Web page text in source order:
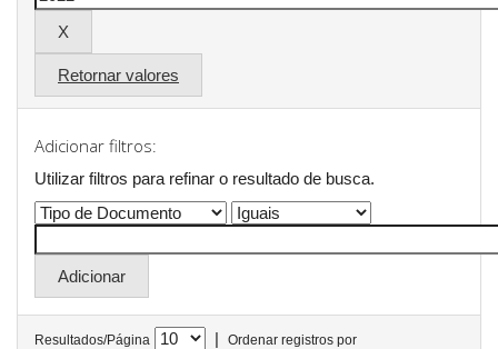
Retornar valores
Adicionar filtros:
Utilizar filtros para refinar o resultado de busca.
Resultados/Página |
Ordenar registros por